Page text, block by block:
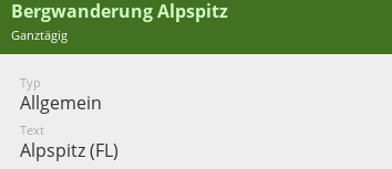
Bergwanderung Alpspitz
Ganztägig
Typ
Allgemein
Text
Alpspitz (FL)